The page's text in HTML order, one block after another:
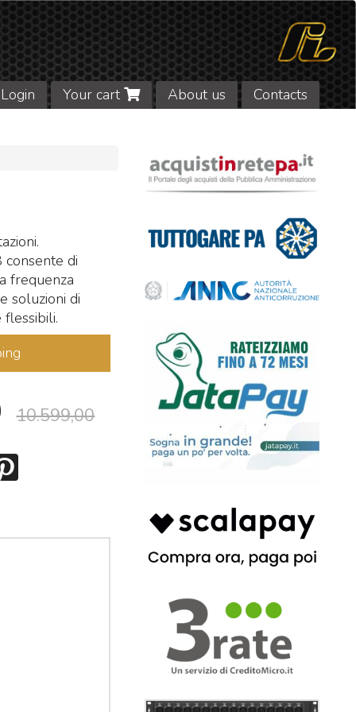
Login Your cart About us Contacts
consente di
frequenza
soluzioni di
10.599,00